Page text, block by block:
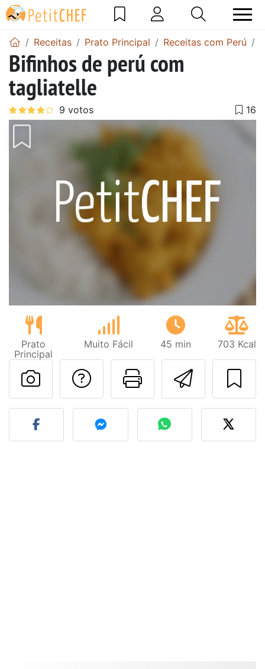
Receitas Prato Principal Receitas com Perú
Bifinhos de perú com
tagliatelle
Prato
Principal
Muito Fácil 45 min 703 Kcal
Imprima
Falar com o autor
Fez esta receita?